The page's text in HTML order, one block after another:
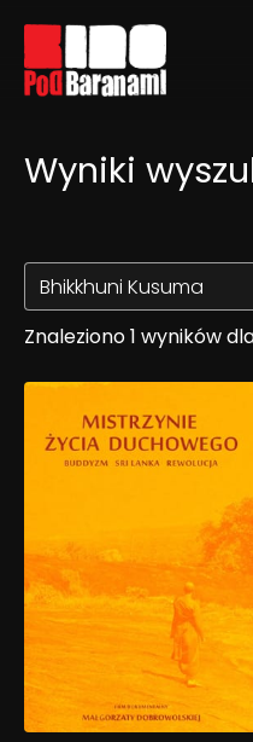
Linki ułatwień
Wyniki
Znaleziono 1 wyników